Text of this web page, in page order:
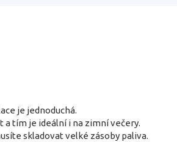
je jednoduchá.
tím je ideální i na zimní večery.
skladovat velké zásoby paliva.